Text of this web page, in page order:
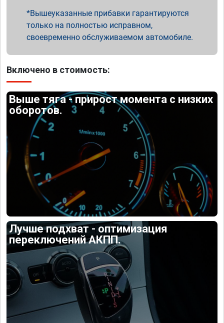
Вышеуказанные прибавки гарантируются
только на полностью исправном,
своевременно обслуживаемом автомобиле.
Включено в стоимость:
Выше тяга - прирост момента с низких
оборотов.
Лучше подхват - оптимизация
переключений АКПП.